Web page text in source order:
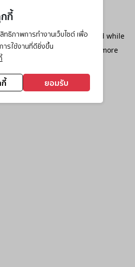
กกี้
ธิภาพการทำงานเว็บไซต์ เพื่อ
รใช้งานที่ดียิ่งขึ้น
ยอมรับ
-side exception has occurred while
(see the browser console
for more
information).